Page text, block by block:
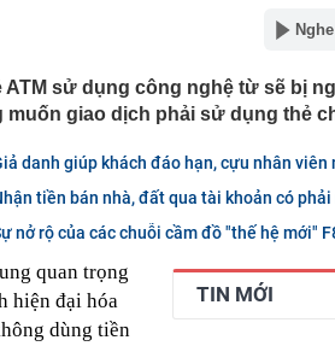
Sắp triển khai đường sắt Hà Nội -
đìu hiu: Chuyện gì đang xảy ra?
14:45
Bên trong biệt thự 500m2 như khu
14:45
Công an có cảnh báo quan trọng liên
biết rõ
Điểm chuẩn Học viện Ngân hàng 2026
năm sau sự khác biệt giữa con và
14:40
Vì sao ì ạch làm hạ tầng sạc xe điện
14:39
Nhà vàng bị 'sờ gáy': Bảo Tín Mạnh
ATM sử dụng công nghệ từ sẽ bị
muốn giao dịch phải sử dụng thẻ
danh giúp khách đáo hạn, cựu nhân
tiền bán nhà, đất qua tài khoản có
nở rộ của các chuỗi cầm đồ "thế hệ mới"
TIN MỚI
quan trọng
hiện đại hóa
dùng tiền